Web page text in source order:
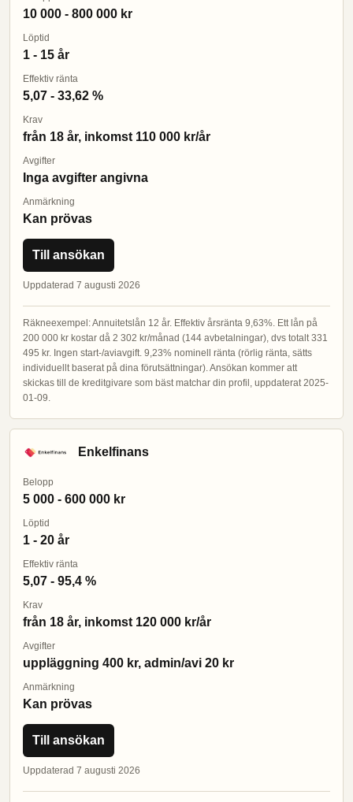
10 000 - 800 000 kr
Löptid
1 - 15 år
Effektiv ränta
5,07 - 33,62 %
Krav
från 18 år, inkomst 110 000 kr/år
Avgifter
Inga avgifter angivna
Anmärkning
Kan prövas
Till ansökan
Uppdaterad 7 augusti 2026
Räkneexempel: Annuitetslån 12 år. Effektiv årsränta 9,63%. Ett lån på
200 000 kr kostar då 2 302 kr/månad (144 avbetalningar), dvs totalt 331
495 kr. Ingen start-/aviavgift. 9,23% nominell ränta (rörlig ränta, sätts
individuellt baserat på dina förutsättningar). Ansökan kommer att
skickas till de kreditgivare som bäst matchar din profil, uppdaterat 2025-
01-09.
Enkelfinans
Belopp
5 000 - 600 000 kr
Löptid
1 - 20 år
Effektiv ränta
5,07 - 95,4 %
Krav
från 18 år, inkomst 120 000 kr/år
Avgifter
uppläggning 400 kr, admin/avi 20 kr
Anmärkning
Kan prövas
Till ansökan
Uppdaterad 7 augusti 2026